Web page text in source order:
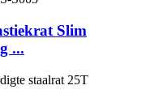
Slim
...